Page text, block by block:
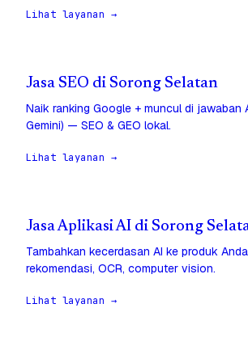
Lihat layanan →
Jasa SEO di Sorong Selatan
Naik ranking Google + muncul di jawaban
Gemini) — SEO & GEO lokal.
Lihat layanan →
Jasa Aplikasi AI di Sorong
Tambahkan kecerdasan AI ke produk
rekomendasi, OCR, computer vision.
Lihat layanan →